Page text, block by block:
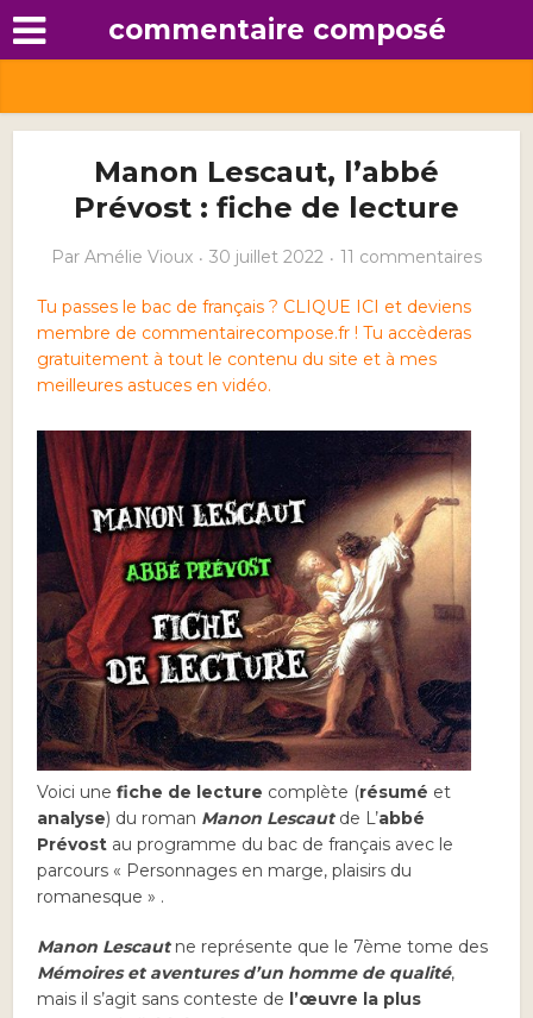
commentaire composé
Manon Lescaut, l’abbé
Prévost : fiche de lecture
Par Amélie Vioux 30 juillet 2022 11 commentaires
Tu passes le bac de français ? CLIQUE ICI et deviens
membre de commentairecompose.fr ! Tu accèderas
gratuitement à tout le contenu du site et à mes
meilleures astuces en vidéo.
Voici unefiche de lecture complète (résumé et
analyse) du roman Manon Lescautde L’abbé
Prévost au programme du bac de français avec le
parcours « Personnages en marge, plaisirs du
romanesque » .
Manon Lescautne représente que le 7ème tome des
Mémoires et aventures d’un homme de qualité,
mais il s’agit sans conteste de l’œuvre la plus